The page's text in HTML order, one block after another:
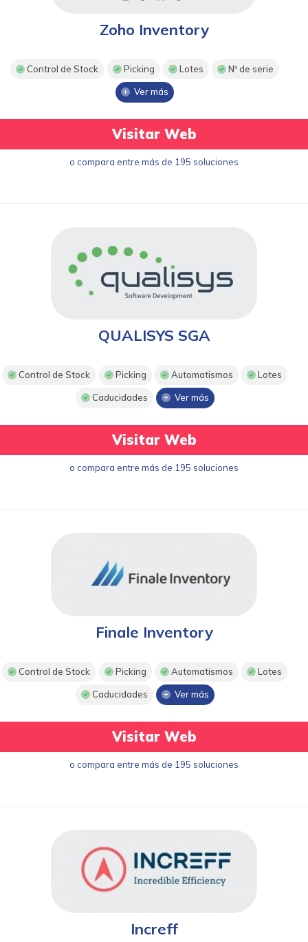
Zoho Inventory
Control de Stock Picking Lotes Nº de serie
Ver más
Visitar Web
o compara entre más de 195 soluciones
QUALISYS SGA
Control de Stock Picking Automatismos Lotes
Caducidades Ver más
Visitar Web
o compara entre más de 195 soluciones
Finale Inventory
Control de Stock Picking Automatismos Lotes
Caducidades Ver más
Visitar Web
o compara entre más de 195 soluciones
Increff